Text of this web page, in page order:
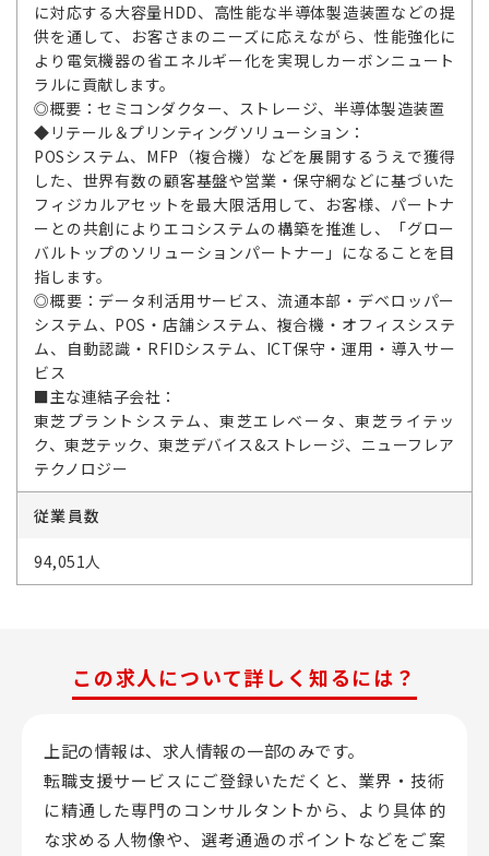
に対応する大容量HDD、高性能な半導体製造装置などの提
供を通して、お客さまのニーズに応えながら、性能強化に
より電気機器の省エネルギー化を実現しカーボンニュート
ラルに貢献します。
◎概要：セミコンダクター、ストレージ、半導体製造装置
◆リテール＆プリンティングソリューション：
POSシステム、MFP（複合機）などを展開するうえで獲得
した、世界有数の顧客基盤や営業・保守網などに基づいた
フィジカルアセットを最大限活用して、お客様、パートナ
ーとの共創によりエコシステムの構築を推進し、「グロー
バルトップのソリューションパートナー」になることを目
指します。
◎概要：データ利活用サービス、流通本部・デベロッパー
システム、POS・店舗システム、複合機・オフィスシステ
ム、自動認識・RFIDシステム、ICT保守・運用・導入サー
ビス
■主な連結子会社：
東芝プラントシステム、東芝エレベータ、東芝ライテッ
ク、東芝テック、東芝デバイス&ストレージ、ニューフレア
テクノロジー
従業員数
94,051人
この求人について詳しく知るには？
上記の情報は、求人情報の一部のみです。
転職支援サービスにご登録いただくと、業界・技術
に精通した専門のコンサルタントから、 より具体的
な求める人物像や、選考通過のポイントなどをご案